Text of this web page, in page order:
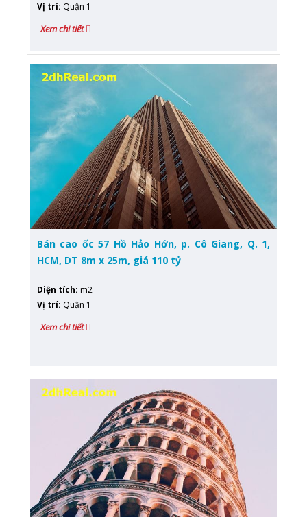
Vị trí: Quận 1
Xem chi tiết
Bán cao ốc 57 Hồ Hảo Hớn, p. Cô Giang, Q. 1,
HCM, DT 8m x 25m, giá 110 tỷ
Diện tích: m2
Vị trí: Quận 1
Xem chi tiết